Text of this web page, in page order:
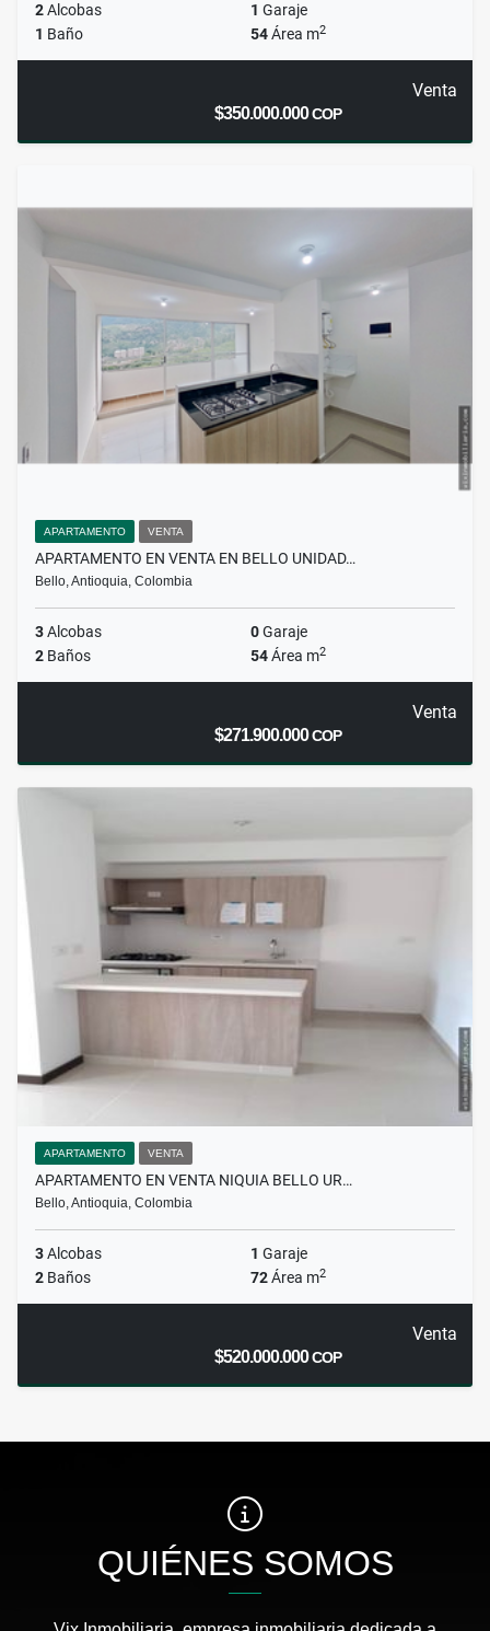
2Alcobas 1 Garaje
1 Baño 54Área m2
Venta
$350.000.000COP
APARTAMENTO VENTA
APARTAMENTO EN VENTA EN BELLO UNIDAD…
Bello, Antioquia, Colombia
3Alcobas 0Garaje
2 Baños 54Área m2
Venta
$271.900.000COP
APARTAMENTO VENTA
APARTAMENTO EN VENTA NIQUIA BELLO UR…
Bello, Antioquia, Colombia
3Alcobas 1 Garaje
2 Baños 72Área m2
Venta
$520.000.000COP
QUIÉNES SOMOS